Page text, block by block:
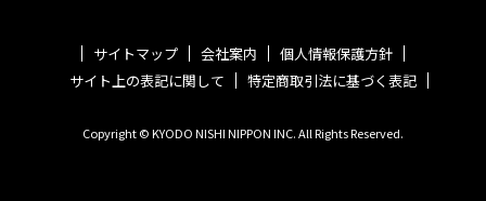
サイトマップ 会社案内
個人情報保護方針
サイト上の表記に関して
特定商取引法に基づく表記
Copyright © KYODO NISHI NIPPON INC. All Rights Reserved.